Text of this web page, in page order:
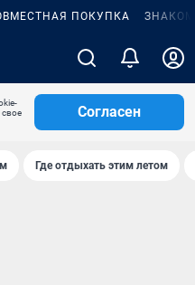
ПОКУПКА
свое
Согласен
Где отдыхать этим летом